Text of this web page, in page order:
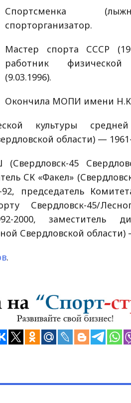
Спортсменка
спорторганизатор.
Мастер спорта СССР
работник
(9.03.1996).
Окончила МОПИ имени Н.К.
культуры
области) —
45
СК «Факел»
председатель
Свердловск-45/
2000, заместитель
Свердловской области)
.